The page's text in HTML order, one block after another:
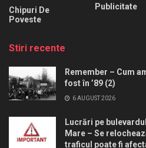
Chipuri De
Poveste
Publicitate
Stiri recente
Remember – Cum
fost în ’89 (2)
6 AUGUST 2026
Lucrări pe
Mare – Se
traficul poate fi